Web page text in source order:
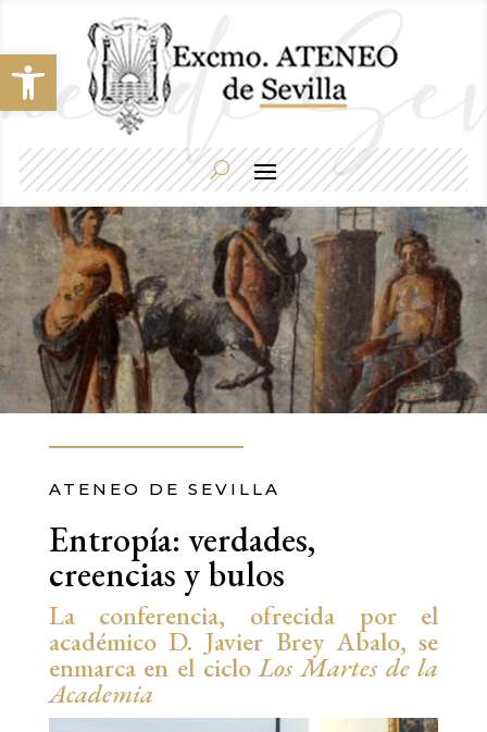
Abrir barra de herramientas
ATENEO DE SEVILLA
Entropía: verdades,
creencias y bulos
La conferencia, ofrecida por el
académico D. Javier Brey Abalo, se
enmarca en el cicloLos Martes de la
Academia